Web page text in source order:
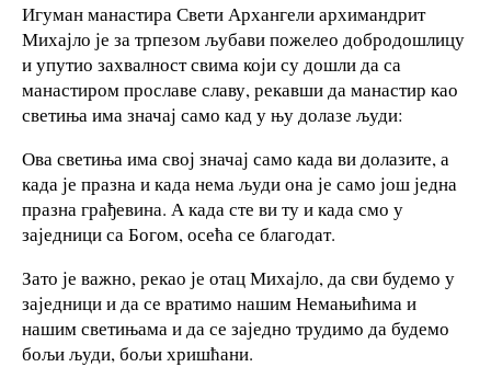
Игуман манастира Свети Архангели архимандрит
Михајло је за трпезом љубави пожелео добродошлицу
и упутио захвалност свима који су дошли да са
манастиром прославе славу, рекавши да манастир као
светиња има значај само кад у њу долазе људи:
Ова светиња има свој значај само када ви долазите, а
када је празна и када нема људи она је само још једна
празна грађевина. А када сте ви ту и када смо у
заједници са Богом, осећа се благодат.
Зато је важно, рекао је отац Михајло, да сви будемо у
заједници и да се вратимо нашим Немањићима и
нашим светињама и да се заједно трудимо да будемо
бољи људи, бољи хришћани.